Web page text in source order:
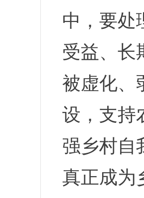
中，要处
受益、长
被虚化、
设，支持
强乡村自
真正成为